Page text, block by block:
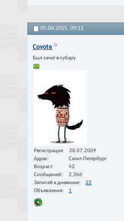
05.04.2015, 09:11
Coyote
Был зачат в субару
Регистрация
28.07.2009
Адрес
Санкт-Петербург
Возраст
42
Сообщений
2,366
Записей в дневнике
22
Объявления
1